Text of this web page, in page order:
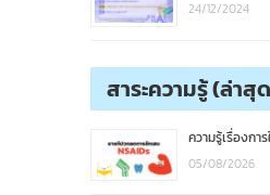
24/12/2024
สาระความรู้ (ล่าสุ
ความรู้เรื่องกา
05/08/2026